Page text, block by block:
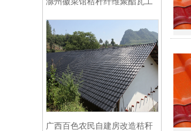
广西百色农民自建房改造秸秆